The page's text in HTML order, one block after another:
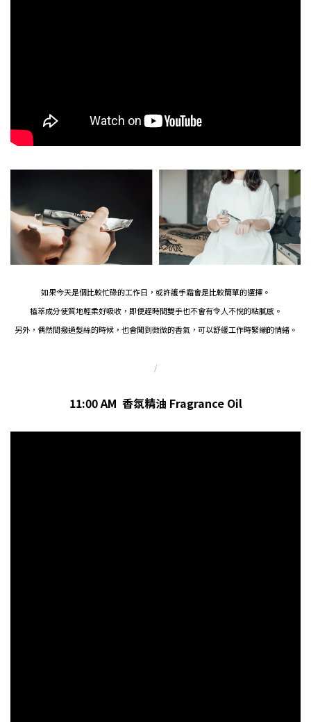
如果今天是個比較忙碌的工作日，或許護手霜會是比較簡單的選擇。
植萃成分使質地輕柔好吸收，即便趕時間雙手也不會有令人不悅的粘膩感。
另外，偶然間撥過髮絲的時候，也會聞到微微的香氣，可以舒緩工作時緊繃的情緒。
/
11:00 AM 香氛精油 Fragrance Oil